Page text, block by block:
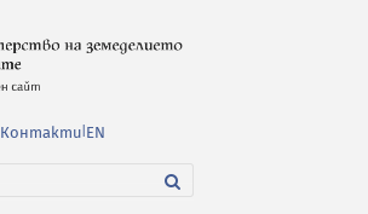
Контакти EN